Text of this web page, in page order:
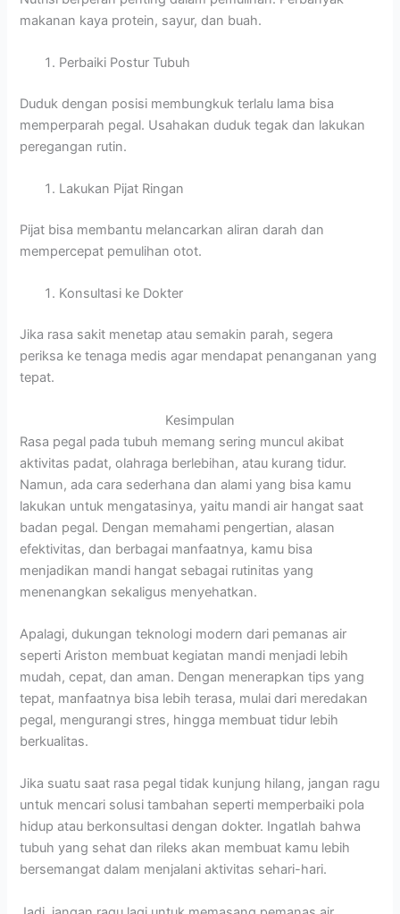
makanan kaya protein, sayur, dan buah.
Perbaiki Postur Tubuh
Duduk dengan posisi membungkuk terlalu lama bisa
memperparah pegal. Usahakan duduk tegak dan lakukan
peregangan rutin.
Lakukan Pijat Ringan
Pijat bisa membantu melancarkan aliran darah dan
mempercepat pemulihan otot.
Konsultasi ke Dokter
Jika rasa sakit menetap atau semakin parah, segera
periksa ke tenaga medis agar mendapat penanganan yang
tepat.
Kesimpulan
Rasa pegal pada tubuh memang sering muncul akibat
aktivitas padat, olahraga berlebihan, atau kurang tidur.
Namun, ada cara sederhana dan alami yang bisa kamu
lakukan untuk mengatasinya, yaitu mandi air hangat saat
badan pegal. Dengan memahami pengertian, alasan
efektivitas, dan berbagai manfaatnya, kamu bisa
menjadikan mandi hangat sebagai rutinitas yang
menenangkan sekaligus menyehatkan.
Apalagi, dukungan teknologi modern dari pemanas air
seperti Ariston membuat kegiatan mandi menjadi lebih
mudah, cepat, dan aman. Dengan menerapkan tips yang
tepat, manfaatnya bisa lebih terasa, mulai dari meredakan
pegal, mengurangi stres, hingga membuat tidur lebih
berkualitas.
Jika suatu saat rasa pegal tidak kunjung hilang, jangan ragu
untuk mencari solusi tambahan seperti memperbaiki pola
hidup atau berkonsultasi dengan dokter. Ingatlah bahwa
tubuh yang sehat dan rileks akan membuat kamu lebih
bersemangat dalam menjalani aktivitas sehari-hari.